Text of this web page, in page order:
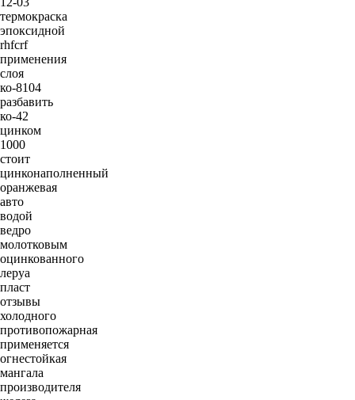
термокраска
эпоксидной
rhfcrf
применения
слоя
ко-8104
разбавить
ко-42
цинком
1000
стоит
цинконаполненный
оранжевая
авто
водой
ведро
молотковым
оцинкованного
леруа
пласт
отзывы
холодного
противопожарная
применяется
огнестойкая
мангала
производителя